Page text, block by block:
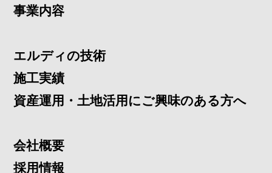
事業内容
エルディの技術
施工実績
資産運用・土地活用にご興味のある方へ
会社概要
採用情報